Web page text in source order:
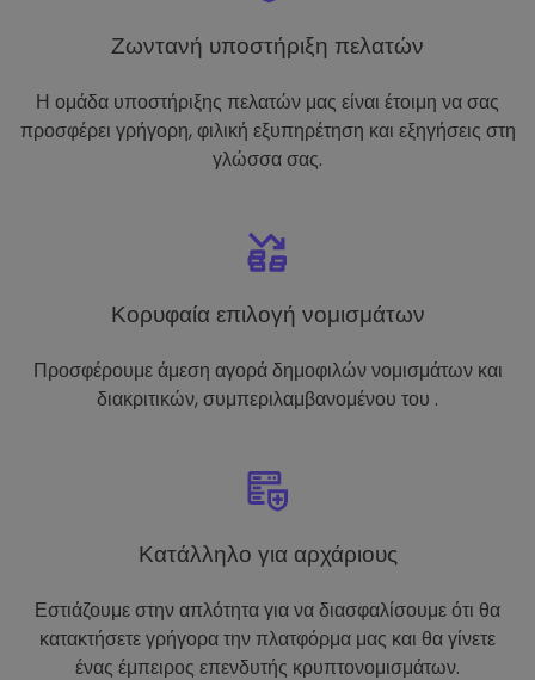
Ζωντανή υποστήριξη πελατών
Η ομάδα υποστήριξης πελατών μας είναι έτοιμη να σας
προσφέρει γρήγορη, φιλική εξυπηρέτηση και εξηγήσεις στη
γλώσσα σας.
Κορυφαία επιλογή νομισμάτων
Προσφέρουμε άμεση αγορά δημοφιλών νομισμάτων και
διακριτικών, συμπεριλαμβανομένου του .
Κατάλληλο για αρχάριους
Εστιάζουμε στην απλότητα για να διασφαλίσουμε ότι θα
κατακτήσετε γρήγορα την πλατφόρμα μας και θα γίνετε
ένας έμπειρος επενδυτής κρυπτονομισμάτων.